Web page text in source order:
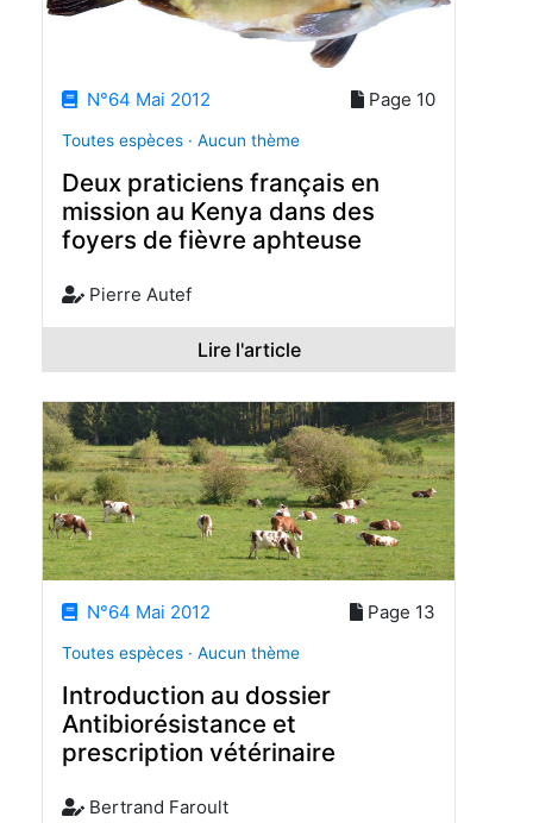
N°64 Mai 2012 Page 10
Toutes espèces · Aucun thème
Deux praticiens français en
mission au Kenya dans des
foyers de fièvre aphteuse
Pierre Autef
Lire l'article
N°64 Mai 2012 Page 13
Toutes espèces · Aucun thème
Introduction au dossier
Antibiorésistance et
prescription vétérinaire
Bertrand Faroult